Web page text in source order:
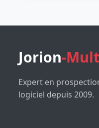
Jorion-
Expert en
logiciel depuis 2009.